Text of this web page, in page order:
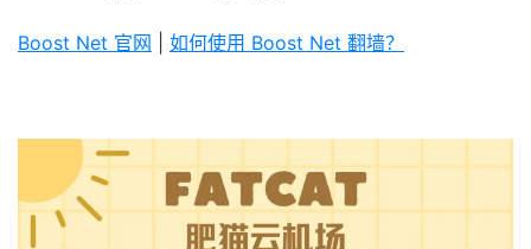
Boost Net 官网 如何使用 Boost Net 翻墙？